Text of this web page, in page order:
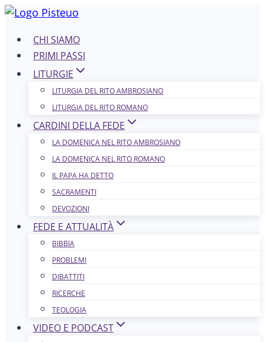
Salta
contenutoCHI SIAMO
PRIMI PASSI
LITURGIE
LITURGIA DEL RITO AMBROSIANO
LITURGIA DEL RITO ROMANO
CARDINI DELLA FEDE
LA DOMENICA NEL R​​​​​​ITO AMBROSIANO
LA DOMENICA NEL RITO ROMANO
IL PAPA HA DETTO
SACRAMENTI
DEVOZIONI
FEDE E ATTUALITÀ
BIBBIA
PROBLEMI
DIBATTITI
RICERCHE
TEOLOGIA
VIDEO E PODCAST